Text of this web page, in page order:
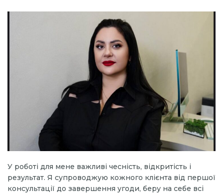
У роботі для мене важливі чесність, відкритість і
результат. Я супроводжую кожного клієнта від першої
консультації до завершення угоди, беру на себе всі